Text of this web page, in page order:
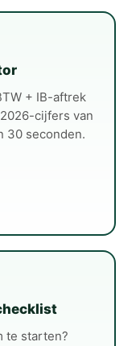
+ IB-aftrek
cijfers van
30 seconden.
te starten?